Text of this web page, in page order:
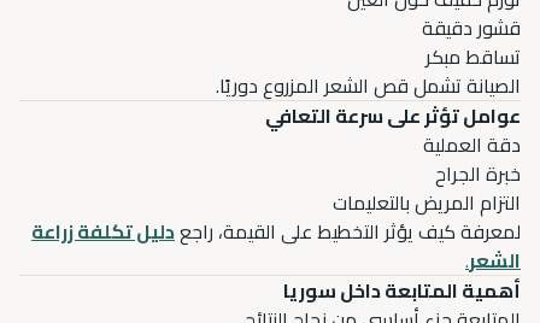
قشور دقيقة
تساقط مبكر
الصيانة تشمل قص الشعر المزروع دوريًا.
عوامل تؤثر على سرعة التعافي
دقة العملية
خبرة الجراح
التزام المريض بالتعليمات
لمعرفة كيف يؤثر التخطيط على القيمة، راجعدليل تكلفة زراعة
الشعر.
أهمية المتابعة داخل سوريا